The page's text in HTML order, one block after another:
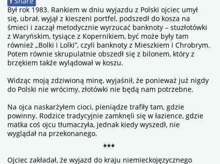
Był rok 1983. Rankiem w dniu wyjazdu z Polski ojciec umył
się, ubrał, wyjął z kieszeni portfel, podszedł do kosza na
śmieci i zaczął metodycznie wyrzucać banknoty – stuzłotówki
z Waryńskim, tysiące z Kopernikiem, być może były tam
również „Bolki i Lolki”, czyli banknoty z Mieszkiem i Chrobrym.
Potem równie skrupulatnie obszedł się z bilonem, który z
brzękiem także wylądował w koszu.
Widząc moją zdziwioną minę, wyjaśnił, że ponieważ już nigdy
do Polski nie wrócimy, złotówki nie będą nam potrzebne.
Na ojca naskarżyłem cioci, pieniądze trafiły tam, gdzie
powinny. Rodzice tradycyjnie zamknęli się w łazience, gdzie
matka coś ojcu tłumaczyła, jednak kiedy wyszedł, nie
wyglądał na przekonanego.
***
Ojciec zakładał, że wyjazd do kraju niemieckojęzycznego